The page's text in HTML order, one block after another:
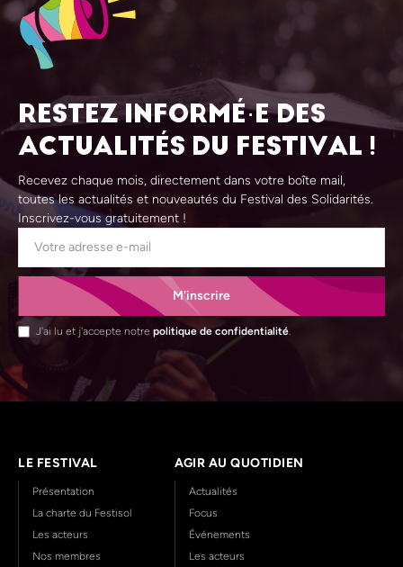
RESTEZ INFORMÉ·E DES
ACTUALITÉS DU FESTIVAL !
Recevez chaque mois, directement dans votre boîte mail,
toutes les actualités et nouveautés du Festival des Solidarités.
Inscrivez-vous gratuitement !
M'inscrire
J'ai lu et j'accepte notre politique de confidentialité.
LE FESTIVAL
Présentation
La charte du Festisol
Les acteurs
Nos membres
AGIR AU QUOTIDIEN
Actualités
Focus
Événements
Les acteurs